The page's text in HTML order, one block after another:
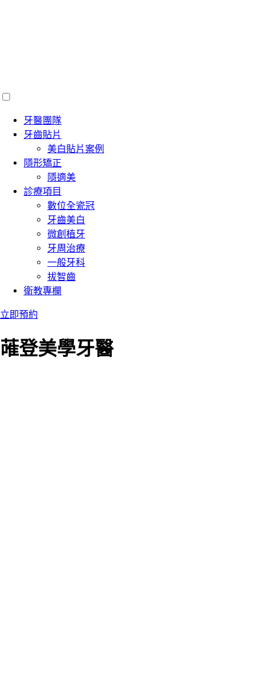
牙醫團隊
牙齒貼片
美白貼片案例
隱形矯正
隱適美
診療項目
數位全瓷冠
牙齒美白
微創植牙
牙周治療
一般牙科
拔智齒
衛教專欄
立即預約
蓶登美學牙醫